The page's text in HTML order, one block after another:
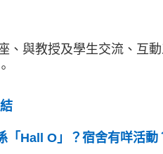
、與教授及學生交流、互
「Hall O」？宿舍有咩活